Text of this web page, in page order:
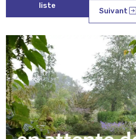
liste
Suivant